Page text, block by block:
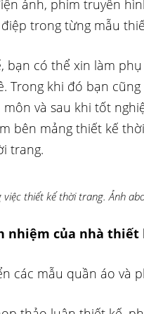
ảnh, phim truyền
trong từng mẫu
bạn có thể xin làm
Trong khi đó bạn
và sau khi tốt
bên mảng thiết kế
trang.
việc thiết kế thời trang. Ảnh
nhiệm của nhà
các mẫu quần áo và